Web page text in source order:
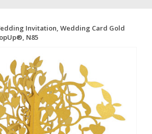
Invitation, Wedding Card Gold
N85